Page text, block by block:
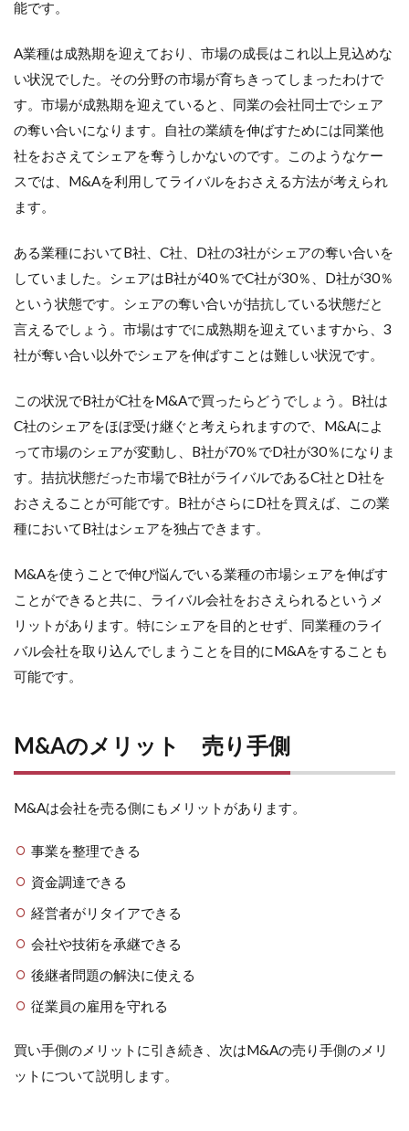
能です。
A業種は成熟期を迎えており、市場の成長はこれ以上見込めな
い状況でした。その分野の市場が育ちきってしまったわけで
す。市場が成熟期を迎えていると、同業の会社同士でシェア
の奪い合いになります。自社の業績を伸ばすためには同業他
社をおさえてシェアを奪うしかないのです。このようなケー
スでは、M&Aを利用してライバルをおさえる方法が考えられ
ます。
ある業種においてB社、C社、D社の3社がシェアの奪い合いを
していました。シェアはB社が40％でC社が30％、D社が30％
という状態です。シェアの奪い合いが拮抗している状態だと
言えるでしょう。市場はすでに成熟期を迎えていますから、3
社が奪い合い以外でシェアを伸ばすことは難しい状況です。
この状況でB社がC社をM&Aで買ったらどうでしょう。B社は
C社のシェアをほぼ受け継ぐと考えられますので、M&Aによ
って市場のシェアが変動し、B社が70％でD社が30％になりま
す。拮抗状態だった市場でB社がライバルであるC社とD社を
おさえることが可能です。B社がさらにD社を買えば、この業
種においてB社はシェアを独占できます。
M&Aを使うことで伸び悩んでいる業種の市場シェアを伸ばす
ことができると共に、ライバル会社をおさえられるというメ
リットがあります。特にシェアを目的とせず、同業種のライ
バル会社を取り込んでしまうことを目的にM&Aをすることも
可能です。
M&Aのメリット 売り手側
M&Aは会社を売る側にもメリットがあります。
事業を整理できる
資金調達できる
経営者がリタイアできる
会社や技術を承継できる
後継者問題の解決に使える
従業員の雇用を守れる
買い手側のメリットに引き続き、次はM&Aの売り手側のメリ
ットについて説明します。